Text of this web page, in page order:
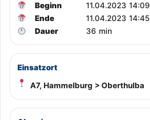
Beginn
11.04.2023 14:09
Ende
11.04.2023 14:45
Dauer
36 min
Einsatzort
A7, Hammelburg > Oberthulba